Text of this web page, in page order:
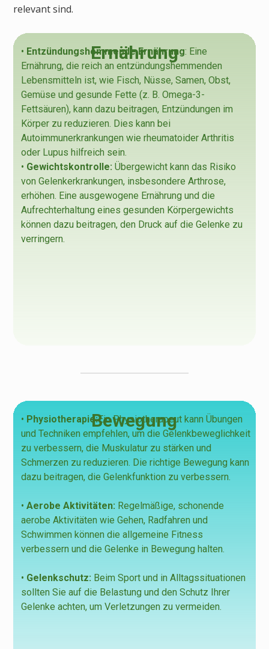
relevant sind.
Ernährung
• Entzündungshemmende Ernährung: Eine
Ernährung, die reich an entzündungshemmenden
Lebensmitteln ist, wie Fisch, Nüsse, Samen, Obst,
Gemüse und gesunde Fette (z. B. Omega-3-
Fettsäuren), kann dazu beitragen, Entzündungen im
Körper zu reduzieren. Dies kann bei
Autoimmunerkrankungen wie rheumatoider Arthritis
oder Lupus hilfreich sein.
• Gewichtskontrolle: Übergewicht kann das Risiko
von Gelenkerkrankungen, insbesondere Arthrose,
erhöhen. Eine ausgewogene Ernährung und die
Aufrechterhaltung eines gesunden Körpergewichts
können dazu beitragen, den Druck auf die Gelenke zu
verringern.
Bewegung
• Physiotherapie:Ein Physiotherapeut kann Übungen
und Techniken empfehlen, um die Gelenkbeweglichkeit
zu verbessern, die Muskulatur zu stärken und
Schmerzen zu reduzieren. Die richtige Bewegung kann
dazu beitragen, die Gelenkfunktion zu verbessern.
•Aerobe Aktivitäten: Regelmäßige, schonende
aerobe Aktivitäten wie Gehen, Radfahren und
Schwimmen können die allgemeine Fitness
verbessern und die Gelenke in Bewegung halten.
• Gelenkschutz: Beim Sport und in Alltagssituationen
sollten Sie auf die Belastung und den Schutz Ihrer
Gelenke achten, um Verletzungen zu vermeiden.